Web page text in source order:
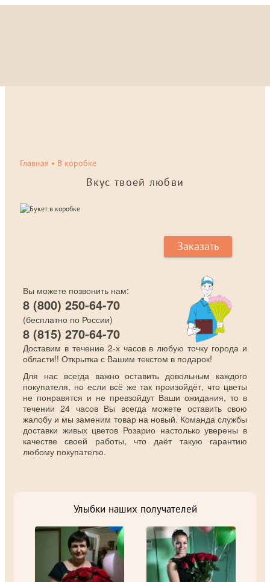
Главная • В коробке
Вкус твоей любви
Заказать
Вы можете позвонить нам:
8 (800) 250-64-70
(бесплатно по России)
8 (815) 270-64-70
Доставим в течение 2-х часов в любую точку города и
области!! Открытка с Вашим текстом в подарок!
Для нас всегда важно оставить довольным каждого
покупателя, но если всё же так произойдёт, что цветы
не понравятся и не превзойдут Ваши ожидания, то в
течении 24 часов Вы всегда можете оставить свою
жалобу и мы заменим товар на новый. Команда службы
доставки живых цветов Розарио настолько уверены в
качестве своей работы, что даёт такую гарантию
любому покупателю.
Улыбки наших получателей